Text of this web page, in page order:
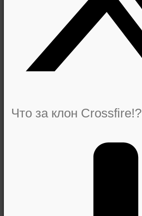
Что за клон Crossfire!?